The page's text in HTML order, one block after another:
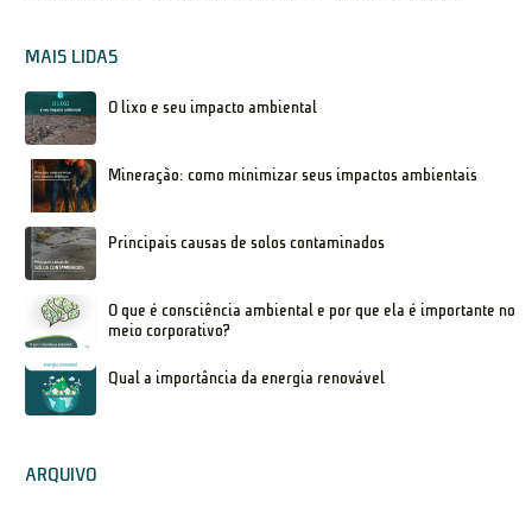
MAIS LIDAS
O lixo e seu impacto ambiental
Mineração: como minimizar seus impactos ambientais
Principais causas de solos contaminados
O que é consciência ambiental e por que ela é importante no
meio corporativo?
Qual a importância da energia renovável
ARQUIVO